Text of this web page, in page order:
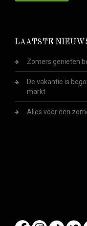
LAATSTE
Zomers genieten
De vakantie is
markt
Alles voor een